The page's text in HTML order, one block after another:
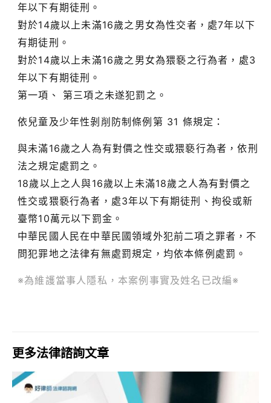
年以下有期徒刑。
對於14歲以上未滿16歲之男女為性交者，處7年以下
有期徒刑。
對於14歲以上未滿16歲之男女為猥褻之行為者，處3
年以下有期徒刑。
第一項、 第三項之未遂犯罰之。
依兒童及少年性剝削防制條例第 31 條規定：
與未滿16歲之人為有對價之性交或猥褻行為者，依刑
法之規定處罰之。
18歲以上之人與16歲以上未滿18歲之人為有對價之
性交或猥褻行為者，處3年以下有期徒刑、拘役或新
臺幣10萬元以下罰金。
中華民國人民在中華民國領域外犯前二項之罪者，不
問犯罪地之法律有無處罰規定，均依本條例處罰。
※為維護當事人隱私，本案例事實及姓名已改編※
更多法律諮詢文章